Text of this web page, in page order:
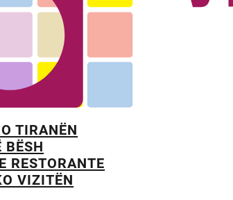
TIRANËN
BËSH
RESTORANTE
VIZITËN